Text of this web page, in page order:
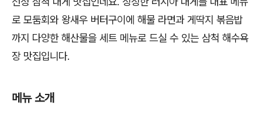
로 모둠회와 왕새우 버터구이에 해물 라면과 게딱지 볶음밥
까지 다양한 해산물을 세트 메뉴로 드실 수 있는 삼척 해수욕
장 맛집입니다.
메뉴 소개